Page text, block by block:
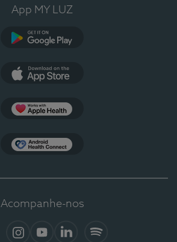
App MY LUZ
Acompanhe-nos